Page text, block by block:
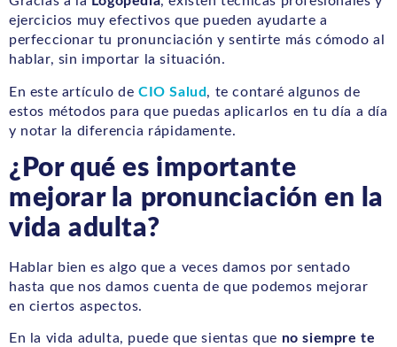
ejercicios muy efectivos que pueden ayudarte a
perfeccionar tu pronunciación y sentirte más cómodo al
hablar, sin importar la situación.
En este artículo de CIO Salud, te contaré algunos de
estos métodos para que puedas aplicarlos en tu día a día
y notar la diferencia rápidamente.
¿Por qué es importante
mejorar la pronunciación en la
vida adulta?
Hablar bien es algo que a veces damos por sentado
hasta que nos damos cuenta de que podemos mejorar
en ciertos aspectos.
En la vida adulta, puede que sientas que no siempre te